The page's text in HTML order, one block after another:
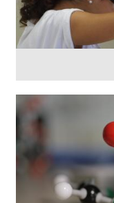
את כל
החיים
שנים.